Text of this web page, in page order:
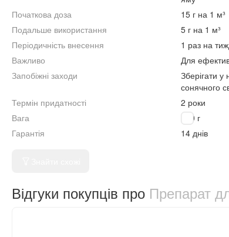
Початкова доза
15 г на 1 м³
Подальше використання
5 г на 1 м³
Періодичність внесення
1 раз на
Важливо
Для
Запобіжні заходи
Зберігати у
сонячного
Термін придатності
2 роки
Вага
450 г
Гарантія
14 днів
Відгуки покупців про Препарат